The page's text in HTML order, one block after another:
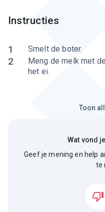
Instructies
1 Smelt de boter.
2
Meng de melk met
het ei.
Toon
Wat vond
Geef je mening en help
te